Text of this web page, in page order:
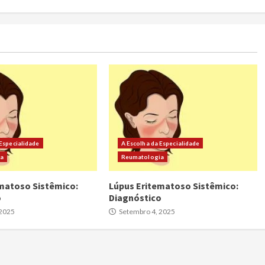
Sistêmico:
A Escolha da Especialidade
Reumatologia
Lúpus Eritematoso Sistêmico:
Diagnóstico
Setembro 4, 2025